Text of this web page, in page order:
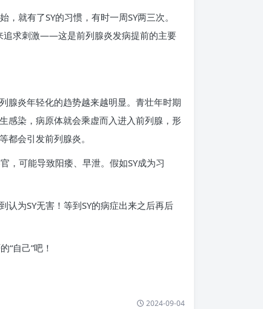
就有了SY的习惯，有时一周SY两三次。
追求刺激——这是前列腺炎发病提前的主要
腺炎年轻化的趋势越来越明显。青壮年时期
感染，病原体就会乘虚而入进入前列腺，形
会引发前列腺炎。
，可能导致阳痿、早泄。假如SY成为习
为SY无害！等到SY的病症出来之后再后
自己”吧！
2024-09-04